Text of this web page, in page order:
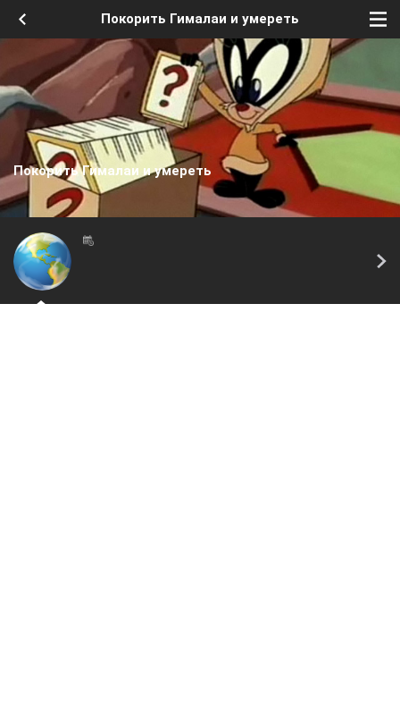
Покорить Гималаи и умереть
Покорить Гималаи и умереть